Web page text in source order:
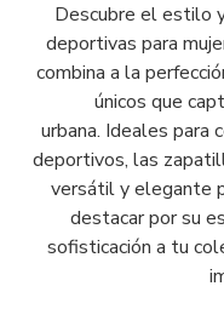
Descubre el estilo
deportivas para
combina a la
únicos que
urbana. Ideales para
deportivos, las
versátil y elegante
destacar por su
sofisticación a tu